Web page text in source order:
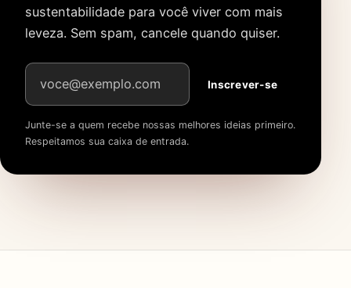
sustentabilidade para você viver com mais
leveza. Sem spam, cancele quando quiser.
Endereço de e-mail
Inscrever-se
Junte-se a quem recebe nossas melhores ideias primeiro.
Respeitamos sua caixa de entrada.